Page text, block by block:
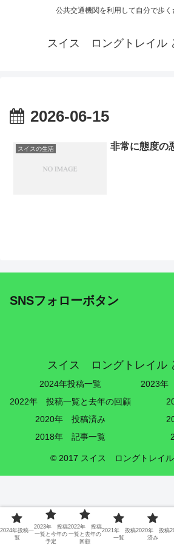
公共交通機関を利用して自分で歩く
スイス ロングトレイル
2026-06-15
スイスの生活 非常に態度の
SNSフォローボタン
スイス ロングトレイル
2024年投稿一覧
2023年
2022年 投稿一覧と去年の回顧
2020年 投稿済み
2018年 記事一覧
© 2017 スイス ロングトレイル
2024年投稿一
覧
2023年 投稿
一覧と今年の
予定
2022年 投稿
一覧と去年の
回顧
2021年 投稿
一覧
2020年 投稿
済み